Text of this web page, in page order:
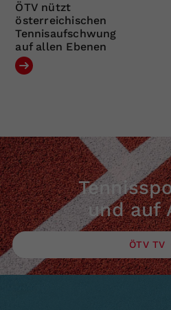
ÖTV nützt
österreichischen
Tennisaufschwung
auf allen Ebenen
und auf
ÖTV TV